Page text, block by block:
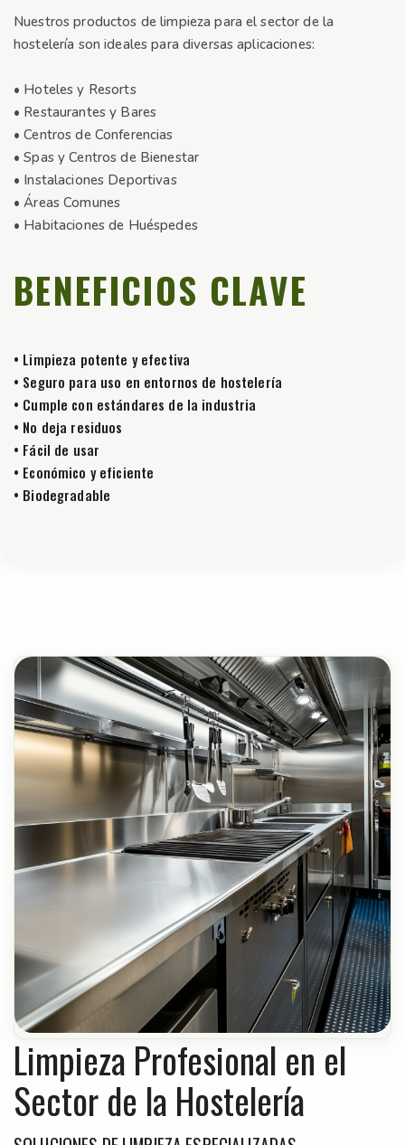
Nuestros productos de limpieza para el sector de la
hostelería son ideales para diversas aplicaciones:
• Hoteles y Resorts
• Restaurantes y Bares
• Centros de Conferencias
• Spas y Centros de Bienestar
• Instalaciones Deportivas
• Áreas Comunes
• Habitaciones de Huéspedes
BENEFICIOS CLAVE
• Limpieza potente y efectiva
• Seguro para uso en entornos de hostelería
• Cumple con estándares de la industria
• No deja residuos
• Fácil de usar
• Económico y eficiente
• Biodegradable
Limpieza Profesional en el
Sector de la Hostelería